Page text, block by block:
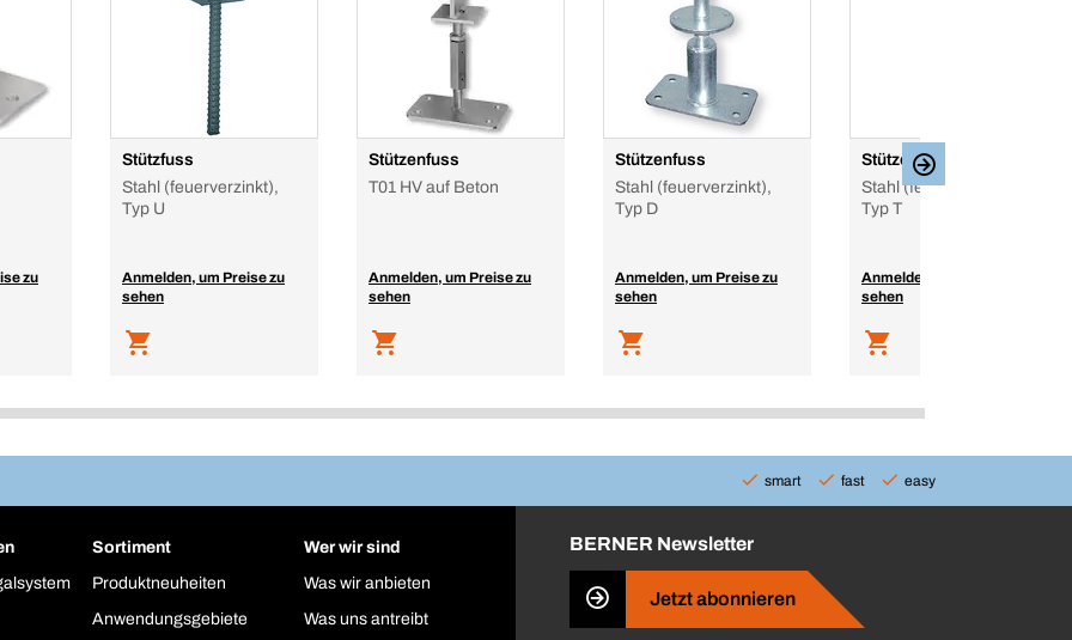
zu
Stützfuss
Stahl (feuerverzinkt),
Typ U
Anmelden, um Preise zu
sehen
Stützenfuss
T01 HV auf Beton
Anmelden, um Preise zu
sehen
Stützenfuss
Stahl (feuerverzinkt),
Typ D
Anmelden, um Preise zu
sehen
Stützenfuss
Stahl (feuerverzinkt),
Typ T
Anmelden, um Preise zu
sehen
smart fast easy
Sortiment
Produktneuheiten
Anwendungsgebiete
Wer wir sind
Was wir anbieten
Was uns antreibt
BERNER Newsletter
Jetzt abonnieren